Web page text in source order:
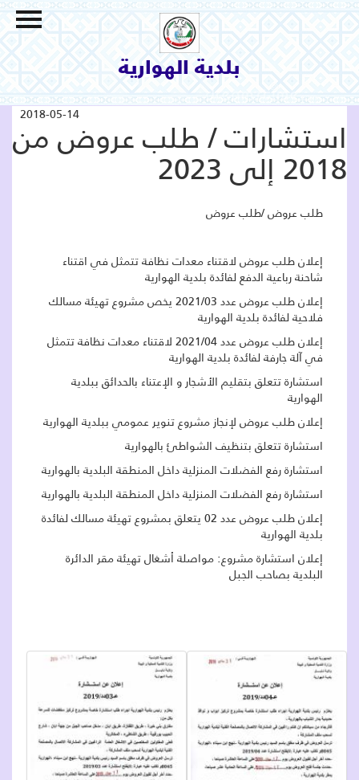
الاتصال بنا
السياحة و الثقافة
البيئة والمحيط
خدمات بلدية
البلدية
التعريف بالمنطقة
بلدية الهوارية
2018-05-14
استشارات / طلب عروض من
2018 إلى 2023
طلب عروض /طلب عروض
إعلان طلب عروض لاقتناء معدات نظافة تتمثل في اقتناء
شاحنة رباعية الدفع لفائدة بلدية الهوارية
إعلان طلب عروض عدد 2021/03 يخص مشروع تهيئة مسالك
فلاحية لفائدة بلدية الهوارية
إعلان طلب عروض عدد 2021/04 لاقتناء معدات نظافة تتمثل
في آلة جارفة لفائدة بلدية الهوارية
استشارة تتعلق بتقليم الأشجار و الإعتناء بالحدائق ببلدية
الهوارية
إعلان طلب عروض لإنجاز مشروع تنوير عمومي ببلدية الهوارية
استشارة تتعلق بتنظيف الشواطئ بالهوارية
استشارة رفع الفضلات المنزلية داخل المنطقة البلدية بالهوارية
استشارة رفع الفضلات المنزلية داخل المنطقة البلدية بالهوارية
إعلان طلب عروض عدد 02 يتعلق بمشروع تهيئة مسالك لفائدة
بلدية الهوارية
إعلان استشارة مشروع: مواصلة أشغال تهيئة مقر الدائرة
البلدية بصاحب الجبل